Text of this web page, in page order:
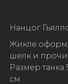
Нанцог
Жикле
шелк и
Размер танка
см.